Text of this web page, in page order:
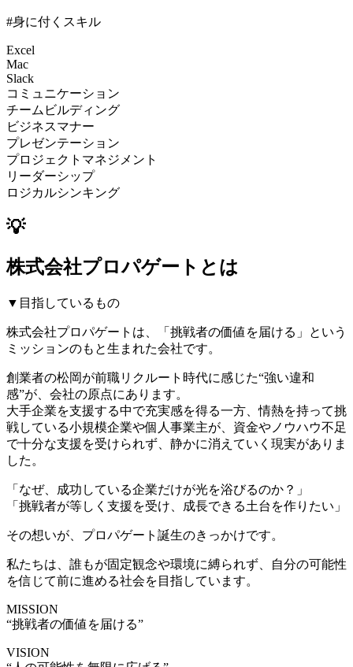
#身に付くスキル
Excel
Mac
Slack
コミュニケーション
チームビルディング
ビジネスマナー
プレゼンテーション
プロジェクトマネジメント
リーダーシップ
ロジカルシンキング
💡
株式会社プロパゲートとは
▼目指しているもの
株式会社プロパゲートは、「挑戦者の価値を届ける」という
ミッションのもと生まれた会社です。
創業者の松岡が前職リクルート時代に感じた“強い違和
感”が、会社の原点にあります。
大手企業を支援する中で充実感を得る一方、情熱を持って挑
戦している小規模企業や個人事業主が、資金やノウハウ不足
で十分な支援を受けられず、静かに消えていく現実がありま
した。
「なぜ、成功している企業だけが光を浴びるのか？」
「挑戦者が等しく支援を受け、成長できる土台を作りたい」
その想いが、プロパゲート誕生のきっかけです。
私たちは、誰もが固定観念や環境に縛られず、自分の可能性
を信じて前に進める社会を目指しています。
MISSION
“挑戦者の価値を届ける”
VISION